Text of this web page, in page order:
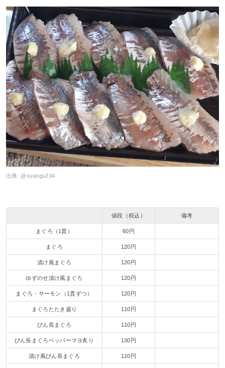
出典: @syangu234
値段（税込） 備考
まぐろ（1貫） 60円
まぐろ 120円
漬け風まぐろ 120円
ゆずのせ漬け風まぐろ 120円
まぐろ・サーモン（1貫ずつ） 120円
まぐろたたき盛り 110円
びん長まぐろ 110円
びん長まぐろペッパーマヨ炙り 130円
漬け風びん長まぐろ 110円